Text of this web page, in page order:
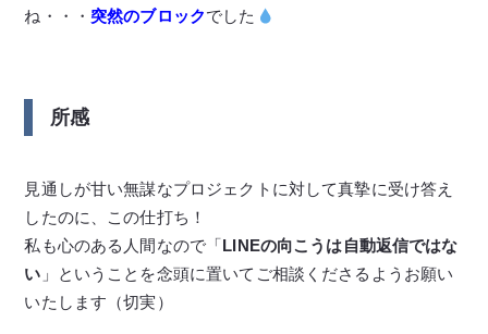
ね・・・ 突然のブロックでした
所感
見通しが甘い無謀なプロジェクトに対して真摯に受け答え
したのに、この仕打ち！
私も心のある人間なので「LINEの向こうは自動返信ではな
い 」ということを念頭に置いてご相談くださるようお願い
いたします（切実）